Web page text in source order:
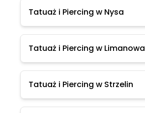
Tatuaż i Piercing w Nysa
Tatuaż i Piercing w Limanowa
Tatuaż i Piercing w Strzelin